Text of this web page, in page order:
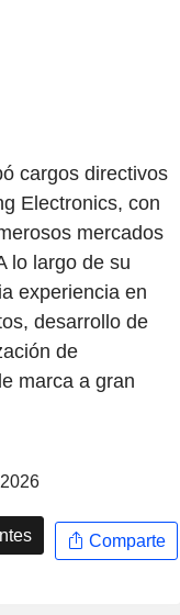
cargos directivos
Electronics, con
mercados
lo largo de su
experiencia en
desarrollo de
de
marca a gran
Comparte